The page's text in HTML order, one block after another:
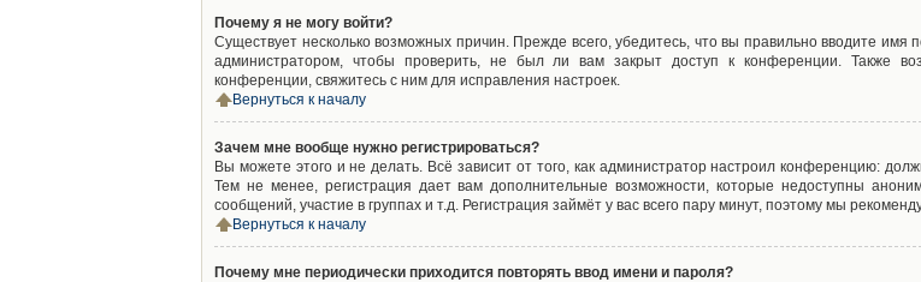
Почему я не могу войти?
Существует несколько возможных причин. Прежде всего, убедитесь, что вы правильно вводите
администратором, чтобы проверить, не был ли вам закрыт доступ к конференции. Также
конференции, свяжитесь с ним для исправления настроек.
Вернуться к началу
Зачем мне вообще нужно регистрироваться?
Вы можете этого и не делать. Всё зависит от того, как администратор настроил конференцию:
Тем не менее, регистрация дает вам дополнительные возможности, которые недоступны
сообщений, участие в группах и т.д. Регистрация займёт у вас всего пару минут, поэтому мы
Вернуться к началу
Почему мне периодически приходится повторять ввод имени и пароля?